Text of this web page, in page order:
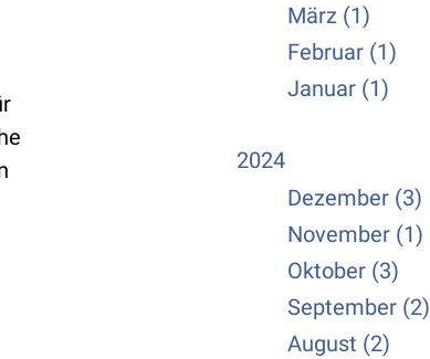
März (1)
Februar (1)
Januar (1)
2024
Dezember (3)
November (1)
Oktober (3)
September (2)
August (2)